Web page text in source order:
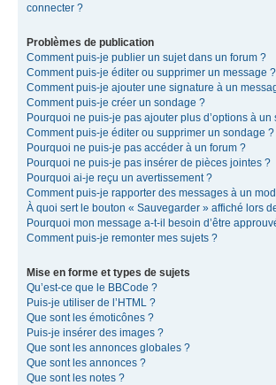
connecter ?
Problèmes de publication
Comment puis-je publier un sujet dans un forum ?
Comment puis-je éditer ou supprimer un message ?
Comment puis-je ajouter une signature à un
Comment puis-je créer un sondage ?
Pourquoi ne puis-je pas ajouter plus d’options à un
Comment puis-je éditer ou supprimer un sondage ?
Pourquoi ne puis-je pas accéder à un forum ?
Pourquoi ne puis-je pas insérer de pièces jointes ?
Pourquoi ai-je reçu un avertissement ?
Comment puis-je rapporter des messages à un
À quoi sert le bouton « Sauvegarder » affiché lors
Pourquoi mon message a-t-il besoin d’être
Comment puis-je remonter mes sujets ?
Mise en forme et types de sujets
Qu’est-ce que le BBCode ?
Puis-je utiliser de l’HTML ?
Que sont les émoticônes ?
Puis-je insérer des images ?
Que sont les annonces globales ?
Que sont les annonces ?
Que sont les notes ?